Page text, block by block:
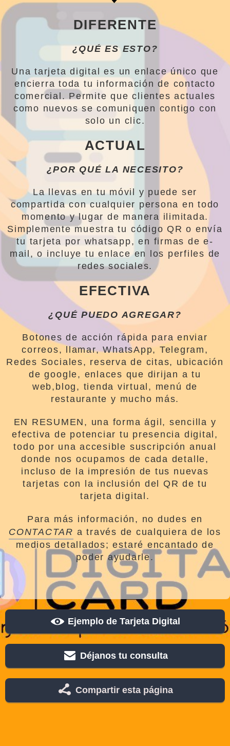
DIFERENTE
¿QUÉ ES ESTO?
Una tarjeta digital es un enlace único que
encierra toda tu información de contacto
comercial. Permite que clientes actuales
como nuevos se comuniquen contigo con
solo un clic.
ACTUAL
¿POR QUÉ LA NECESITO?
La llevas en tu móvil y puede ser
compartida con cualquier persona en todo
momento y lugar de manera ilimitada.
Simplemente muestra tu código QR o envía
tu tarjeta por whatsapp, en firmas de e-
mail, o incluye tu enlace en los perfiles de
redes sociales.
EFECTIVA
¿QUÉ PUEDO AGREGAR?
Botones de acción rápida para enviar
correos, llamar, WhatsApp, Telegram,
Redes Sociales, reserva de citas, ubicación
de google, enlaces que dirijan a tu
web,blog, tienda virtual, menú de
restaurante y mucho más.
EN RESUMEN, una forma ágil, sencilla y
efectiva de potenciar tu presencia digital,
todo por una accesible suscripción anual
donde nos ocupamos de cada detalle,
incluso de la impresión de tus nuevas
tarjetas con la inclusión del QR de tu
tarjeta digital.
Para más información, no dudes en
CONTACTAR a través de cualquiera de los
medios detallados; estaré encantado de
poder ayudarle.
Ejemplo de Tarjeta Digital
Déjanos tu consulta
Compartir esta página